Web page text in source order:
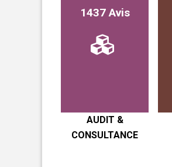
1437 Avis
AUDIT &
CONSULTANCE